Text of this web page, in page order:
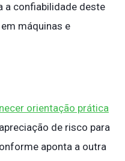
a confiabilidade deste
máquinas e
orientação prática
de risco para
aponta a outra